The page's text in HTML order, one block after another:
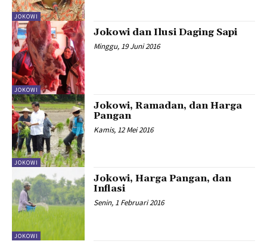
JOKOWI
JOKOWI
Jokowi dan Ilusi Daging Sapi
Minggu, 19 Juni 2016
JOKOWI
Jokowi, Ramadan, dan Harga
Pangan
Kamis, 12 Mei 2016
JOKOWI
Jokowi, Harga Pangan, dan
Inflasi
Senin, 1 Februari 2016